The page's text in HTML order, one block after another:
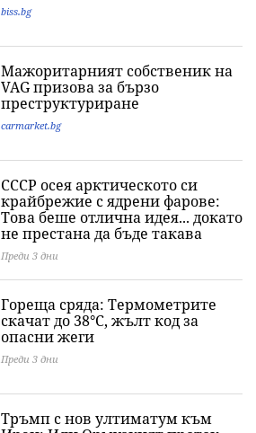
biss.bg
Мажоритарният собственик на
VAG призова за бързо
преструктуриране
carmarket.bg
СССР осея арктическото си
крайбрежие с ядрени фарове:
Това беше отлична идея... докато
не престана да бъде такава
Преди 3 дни
Гореща сряда: Термометрите
скачат до 38°C, жълт код за
опасни жеги
Преди 3 дни
Тръмп с нов ултиматум към